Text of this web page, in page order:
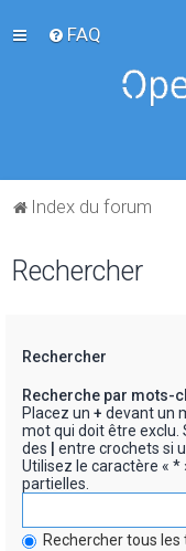
FAQ
Index du forum
Rechercher
Rechercher
Recherche par mots-
Placez un + devant un
mot qui doit être exclu.
des
entre crochets si
Utilisez le caractère «
partielles.
Rechercher tous les